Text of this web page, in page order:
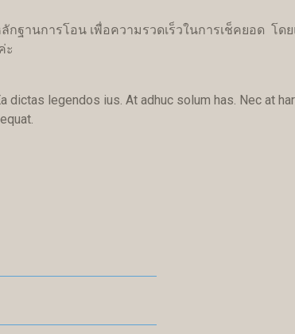
านการโอน เพื่อความรวดเร็วในการเช็คยอด โดย
ะ
legendos ius. At adhuc solum has. Nec at